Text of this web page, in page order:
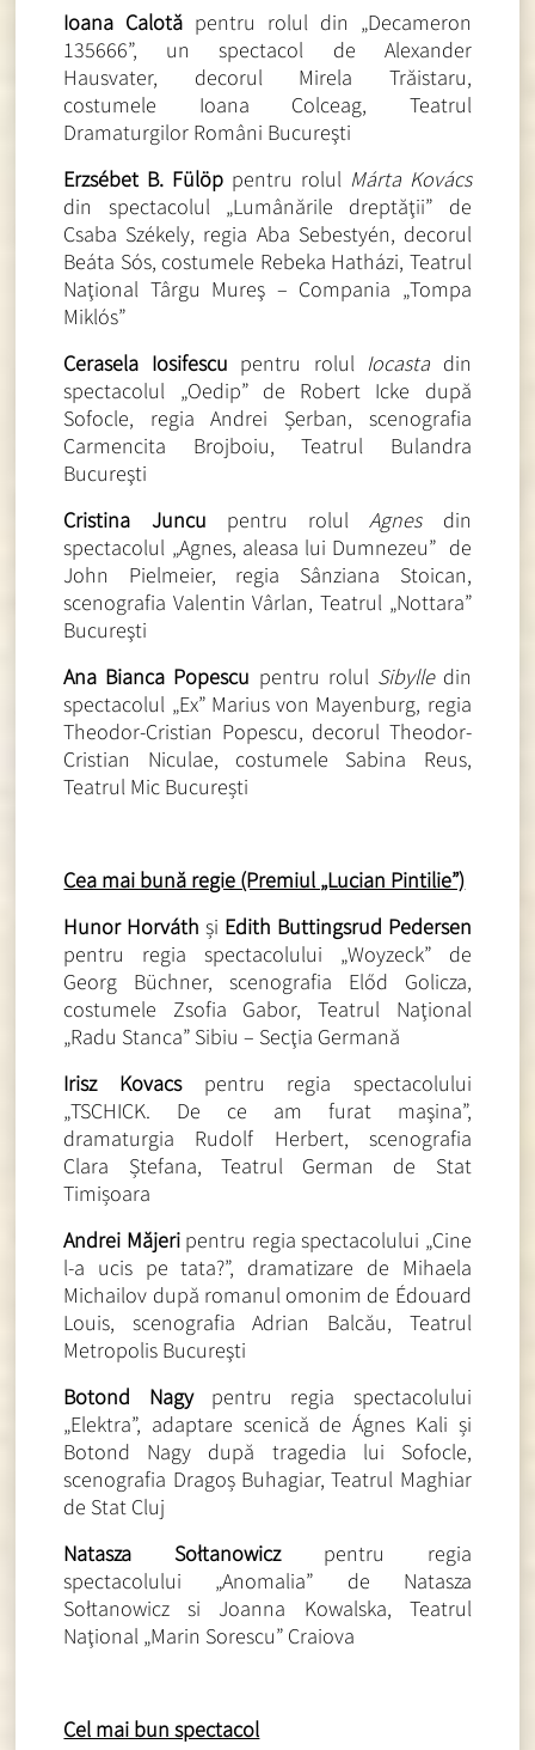
Ioana Calotă pentru rolul din „Decameron
135666”, un spectacol de Alexander
Hausvater, decorul Mirela Trăistaru,
costumele Ioana Colceag, Teatrul
Dramaturgilor Români Bucureşti
Erzsébet B. Fülöp pentru rolul MártaKovács
din spectacolul „Lumânările dreptăţii” de
Csaba Székely, regia Aba Sebestyén, decorul
Beáta Sós, costumele Rebeka Hatházi, Teatrul
Naţional Târgu Mureş – Compania „Tompa
Miklós”
Cerasela Iosifescu pentru rolul Iocasta din
spectacolul „Oedip” de Robert Icke după
Sofocle, regia Andrei Șerban, scenografia
Carmencita Brojboiu, Teatrul Bulandra
Bucureşti
Cristina Juncu pentru rolul Agnesdin
spectacolul „Agnes, aleasa lui Dumnezeu” de
John Pielmeier, regia Sânziana Stoican,
scenografia Valentin Vârlan, Teatrul „Nottara”
Bucureşti
Ana Bianca Popescu pentru rolul Sibylledin
spectacolul „Ex” Marius von Mayenburg, regia
Theodor-Cristian Popescu, decorul Theodor-
Cristian Niculae, costumele Sabina Reus,
Teatrul Mic București
Cea mai bună regie (Premiul „Lucian Pintilie”)
Hunor Horváthși Edith Buttingsrud Pedersen
pentru regia spectacolului „Woyzeck” de
Georg Büchner, scenografia Előd Golicza,
costumele Zsofia Gabor, Teatrul Naţional
„Radu Stanca” Sibiu – Secţia Germană
Irisz Kovacs pentru regia spectacolului
„TSCHICK. De ce am furat maşina”,
dramaturgia Rudolf Herbert, scenografia
Clara Ștefana, Teatrul German de Stat
Timișoara
Andrei Măjeripentru regia spectacolului „Cine
l-a ucis pe tata?”, dramatizare de Mihaela
Michailov după romanul omonim de Édouard
Louis, scenografia Adrian Balcău, Teatrul
Metropolis Bucureşti
Botond Nagypentru regia spectacolului
„Elektra”, adaptare scenică de Ágnes Kali și
Botond Nagy după tragedia lui Sofocle,
scenografia Dragoș Buhagiar, Teatrul Maghiar
de Stat Cluj
Natasza Sołtanowiczpentru regia
spectacolului „Anomalia” de Natasza
Sołtanowicz si Joanna Kowalska, Teatrul
Naţional „Marin Sorescu” Craiova
Cel mai bun spectacol